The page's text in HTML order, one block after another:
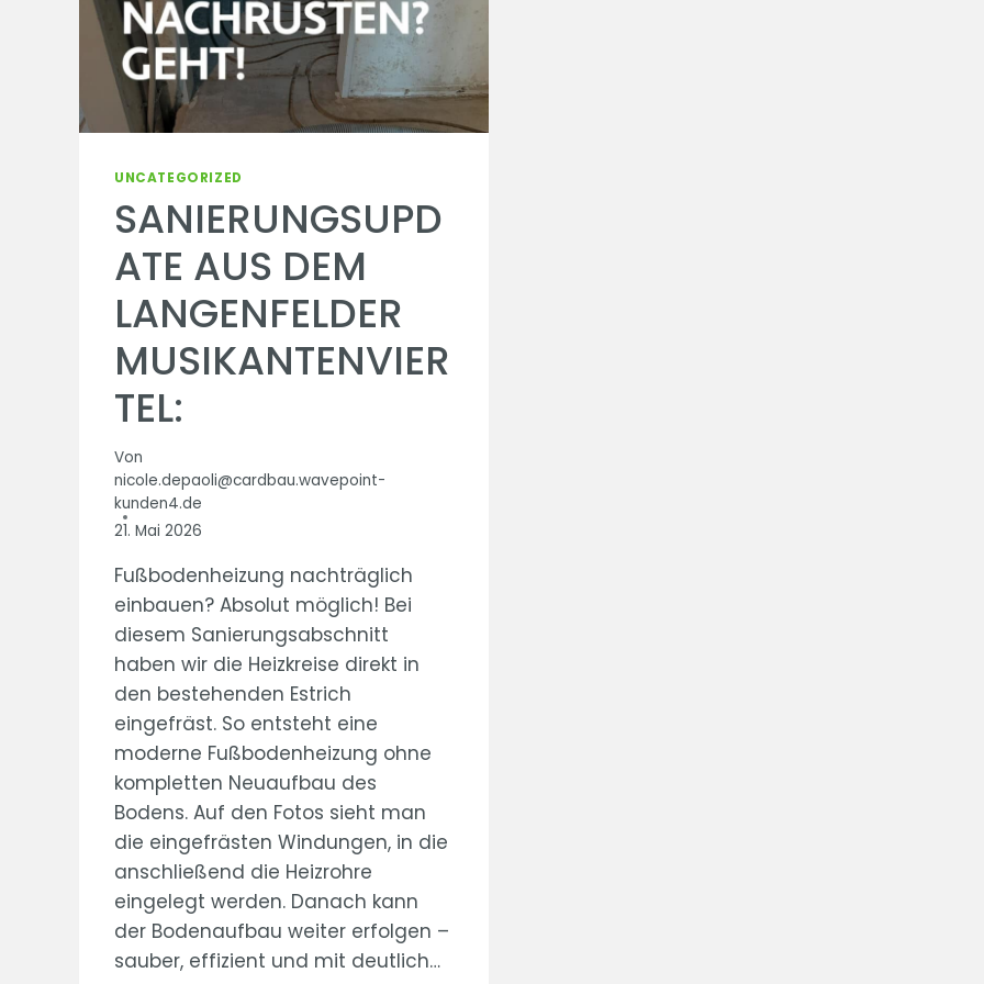
UNCATEGORIZED
SANIERUNGSUPD
ATE AUS DEM
LANGENFELDER
MUSIKANTENVIER
TEL:
Von
nicole.depaoli@cardbau.wavepoint-
kunden4.de
21. Mai 2026
Fußbodenheizung nachträglich
einbauen? Absolut möglich! Bei
diesem Sanierungsabschnitt
haben wir die Heizkreise direkt in
den bestehenden Estrich
eingefräst. So entsteht eine
moderne Fußbodenheizung ohne
kompletten Neuaufbau des
Bodens. Auf den Fotos sieht man
die eingefrästen Windungen, in die
anschließend die Heizrohre
eingelegt werden. Danach kann
der Bodenaufbau weiter erfolgen –
sauber, effizient und mit deutlich…